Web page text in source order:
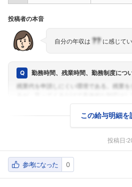
投稿者の本音
自分の年収は ??に感じてい
勤務時間、残業時間、勤務制度につ
この給与明細を
投稿日:
参考になった 0